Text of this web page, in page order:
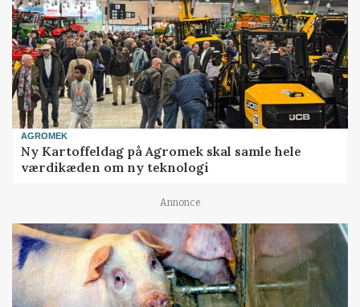
AGROMEK
Ny Kartoffeldag på Agromek skal samle hele
værdikæden om ny teknologi
Annonce